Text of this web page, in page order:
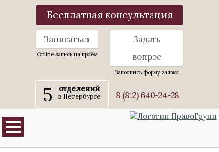
Бесплатная консультация
Записаться
Online запись на приём
Задать
вопрос
Заполнить форму заявки
5 отделений
в Петербурге 8 (812) 640-24-28